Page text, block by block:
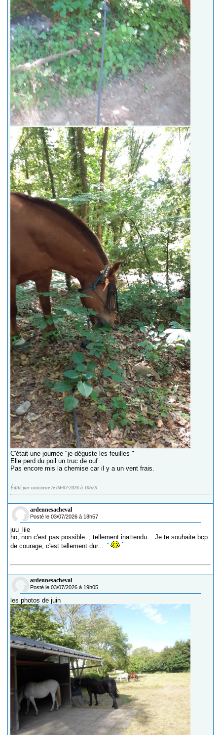
C'était une journée "je déguste les feuilles "
Elle perd du poil un truc de ouf
Pas encore mis la chemise car il y a un vent frais.
Édité par unicorne le 04-07-2026 à 10h55
ardennesacheval
Posté le 03/07/2026 à 18h57
juu_liie
ho, non c'est pas possible..; tellement inattendu... Je te souhaite bcp
de courage, c'est tellement dur...
ardennesacheval
Posté le 03/07/2026 à 19h05
les photos de juin